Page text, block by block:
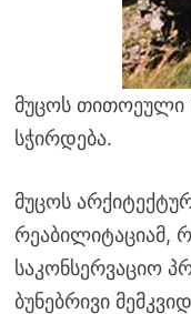
მუცოს თითოეული
სჭირდება.
მუცოს
რეაბილიტაციამ,
საკონსერვაციო
ბუნებრივი